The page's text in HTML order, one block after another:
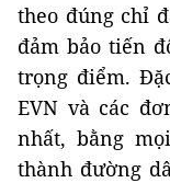
theo đúng chỉ
đảm bảo tiến
trọng điểm.
EVN và các
nhất, bằng
thành đường